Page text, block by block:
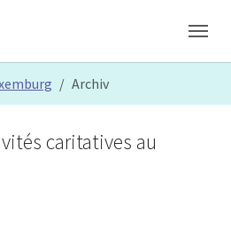
Archiv
caritatives au